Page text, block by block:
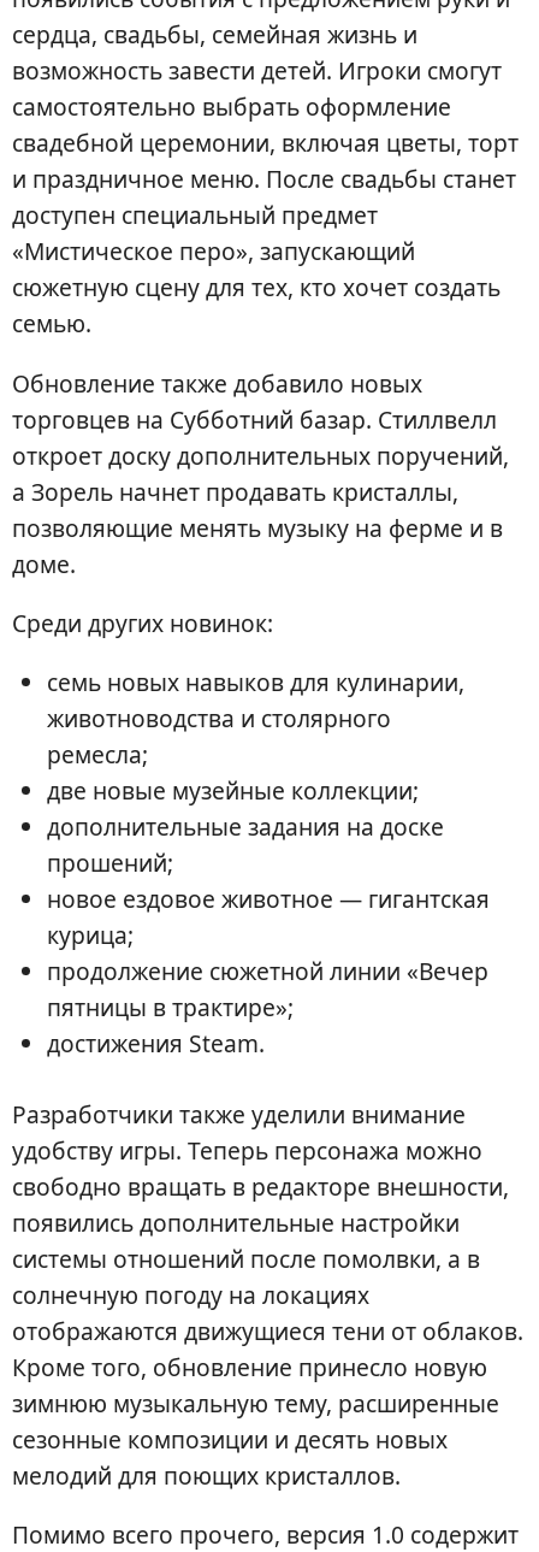
сердца, свадьбы, семейная жизнь и
возможность завести детей. Игроки смогут
самостоятельно выбрать оформление
свадебной церемонии, включая цветы, торт
и праздничное меню. После свадьбы станет
доступен специальный предмет
«Мистическое перо», запускающий
сюжетную сцену для тех, кто хочет создать
семью.
Обновление также добавило новых
торговцев на Субботний базар. Стиллвелл
откроет доску дополнительных поручений,
а Зорель начнет продавать кристаллы,
позволяющие менять музыку на ферме и в
доме.
Среди других новинок:
семь новых навыков для кулинарии,
животноводства и столярного
ремесла;
две новые музейные коллекции;
дополнительные задания на доске
прошений;
новое ездовое животное — гигантская
курица;
продолжение сюжетной линии «Вечер
пятницы в трактире»;
достижения Steam.
Разработчики также уделили внимание
удобству игры. Теперь персонажа можно
свободно вращать в редакторе внешности,
появились дополнительные настройки
системы отношений после помолвки, а в
солнечную погоду на локациях
отображаются движущиеся тени от облаков.
Кроме того, обновление принесло новую
зимнюю музыкальную тему, расширенные
сезонные композиции и десять новых
мелодий для поющих кристаллов.
Помимо всего прочего, версия 1.0 содержит